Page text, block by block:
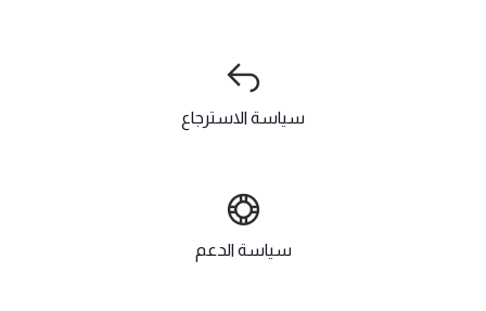
سياسة الاسترجاع
سياسة الدعم